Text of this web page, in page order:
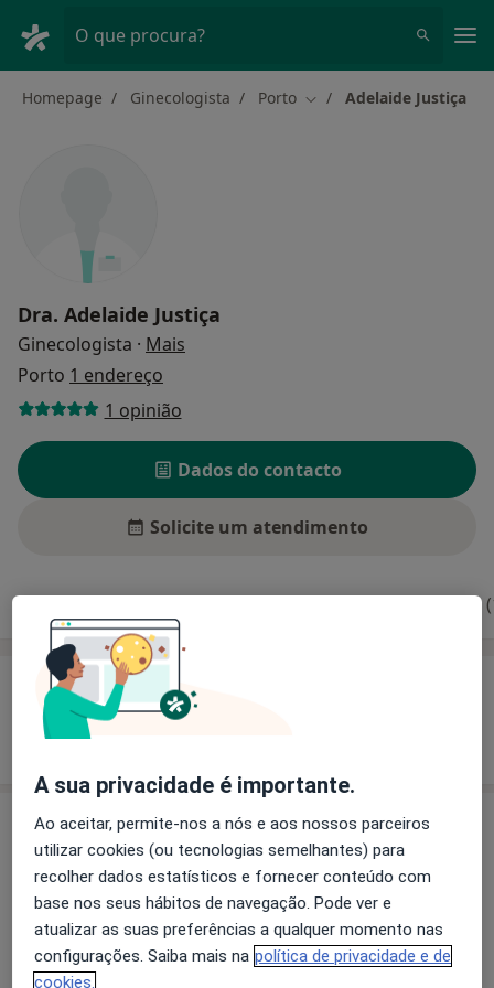
O que procura?
Homepage Ginecologista Porto Mudar de cidade
Adelaide Justiça
Dra. Adelaide Justiça
Ginecologista · Mais
Porto 1 endereço
1 opinião
Dados do contacto
Solicite um atendimento
Opiniões
Experiência
Preços
Sem informação sobre serviços e preços
Este especialista ainda não adicionou nenhuma
informação sobre serviços
A sua privacidade é importante.
Ao aceitar, permite-nos a nós e aos nossos parceiros
utilizar cookies (ou tecnologias semelhantes) para
recolher dados estatísticos e fornecer conteúdo com
base nos seus hábitos de navegação. Pode ver e
atualizar as suas preferências a qualquer momento nas
configurações. Saiba mais na política de privacidade e de
cookies.